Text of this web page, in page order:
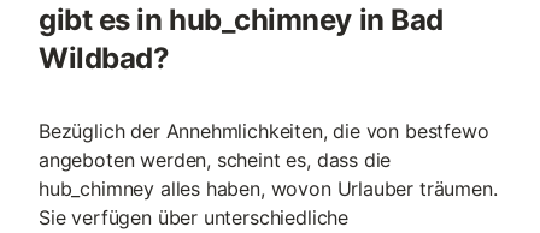
gibt es in hub_chimney in Bad
Wildbad?
Bezüglich der Annehmlichkeiten, die von bestfewo
angeboten werden, scheint es, dass die
hub_chimney alles haben, wovon Urlauber träumen.
Sie verfügen über unterschiedliche